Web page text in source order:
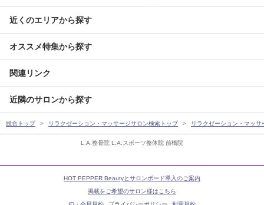
L.A.整骨院 L.A.スポーツ整体院 前橋院
近くのエリアから探す
オススメ特集から探す
関連リンク
近隣のサロンから探す
総合トップ リラクゼーション・マッサージサロン検索トップ リラクゼーション・マッ
HOT PEPPER Beautyとサロンボード導入のご案内
掲載をご希望のサロン様はこちら